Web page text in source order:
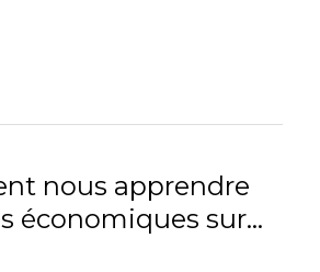
nous apprendre
économiques sur...